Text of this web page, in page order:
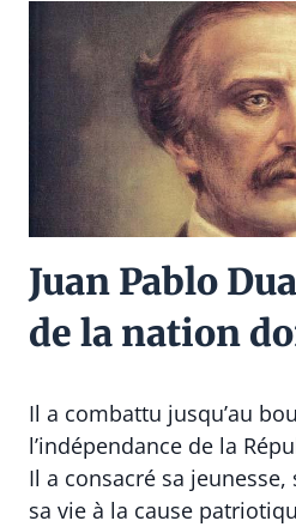
Juan Pablo
de la nation
Il a combattu jusqu’au
l’indépendance de la
Il a consacré sa
sa vie à la cause